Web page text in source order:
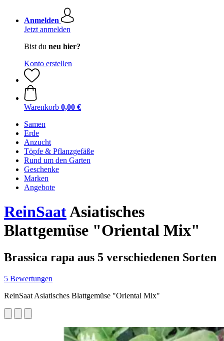
Anmelden
Jetzt anmelden
Bist du neu hier?
Konto erstellen
Warenkorb 0,00 €
Samen
Erde
Anzucht
Töpfe & Pflanzgefäße
Rund um den Garten
Geschenke
Marken
Angebote
ReinSaatAsiatisches
Blattgemüse "Oriental Mix"
Brassica rapa aus 5 verschiedenen Sorten
5 Bewertungen
ReinSaat Asiatisches Blattgemüse "Oriental Mix"